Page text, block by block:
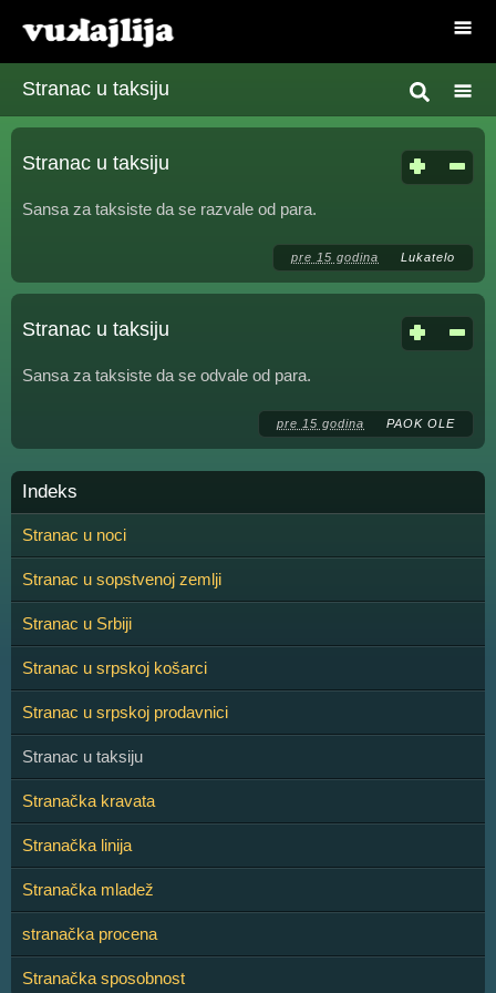
Stranac u taksiju
Stranac u taksiju
Sansa za taksiste da se razvale od para.
pre 15 godina Lukatelo
Stranac u taksiju
Sansa za taksiste da se odvale od para.
pre 15 godina PAOK OLE
Indeks
Stranac u noci
Stranac u sopstvenoj zemlji
Stranac u Srbiji
Stranac u srpskoj košarci
Stranac u srpskoj prodavnici
Stranac u taksiju
Stranačka kravata
Stranačka linija
Stranačka mladež
stranačka procena
Stranačka sposobnost